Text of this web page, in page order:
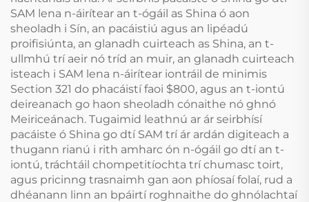
SAM lena n-áirítear an t-ógáil as Shina ó aon
sheoladh i Sín, an pacáistiú agus an lipéadú
proifisiúnta, an glanadh cuirteach as Shina, an t-
ullmhú trí aeir nó tríd an muir, an glanadh cuirteach
isteach i SAM lena n-áirítear iontráil de minimis
Section 321 do phacáistí faoi $800, agus an t-iontú
deireanach go haon sheoladh cónaithe nó ghnó
Meiriceánach. Tugaimid leathnú ar ár seirbhísí
pacáiste ó Shina go dtí SAM trí ár ardán digiteach a
thugann rianú i rith amharc ón n-ógáil go dtí an t-
iontú, tráchtáil chompetitíochta trí chumasc toirt,
agus pricinng trasnaimh gan aon phíosaí folaí, rud a
dhéanann linn an bpáirtí roghnaithe do ghnólachtaí